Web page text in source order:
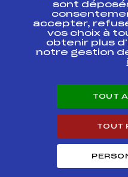
Antidopage
Pôle
Scientifique
Listes
Pôle vie de l’athlète
Enseignement
Carrières
sont
accepter,
vos choix à
obtenir plus
notre gestion
TOUT
TOUT